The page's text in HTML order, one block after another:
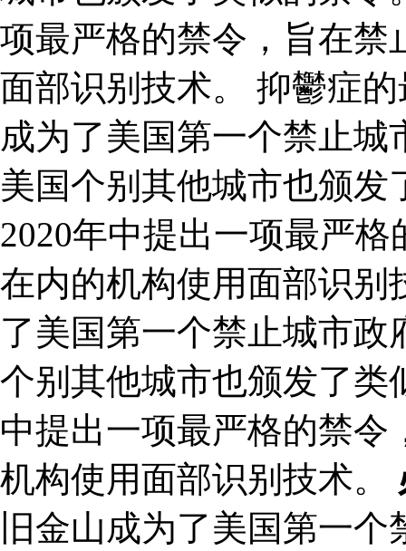
项最严格的禁令，旨在禁
面部识别技术。 抑鬱症
成为了美国第一个禁止
美国个别其他城市也颁
2020年中提出一项最严
在内的机构使用面部识别
了美国第一个禁止城市
个别其他城市也颁发了类
中提出一项最严格的禁
机构使用面部识别技术。
旧金山成为了美国第一